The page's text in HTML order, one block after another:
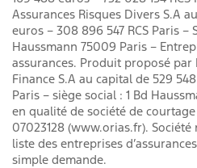
Assurances Risques Divers S.A
euros – 308 896 547 RCS Paris –
Haussmann 75009 Paris –
assurances. Produit proposé par
Finance S.A au capital de 529
Paris – siège social : 1 Bd
en qualité de société de courtage
07023128 (www.orias.fr).
liste des entreprises
simple demande.